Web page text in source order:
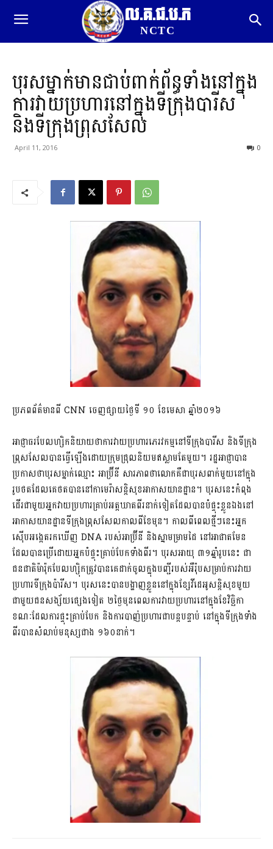
ល.គ.ជ.ប.ភ
NCTC
បុរសម្នាក់មានជាប់ពាក់ព័ន្ធទាំងនៅក្នុង
ការវាយប្រហារនៅក្នុងទីក្រុងបារីស
និងទីក្រុងព្រុសសែល
April 11, 2016 0
ប្រភពព័ត៌មានពី CNN ចេញផ្សាយថ្ងៃទី ១០ ខែមេសា ឆ្នាំ​២០១៦
អាជ្ញាធរបែលហ្សិកនិយាយថាការវាយប្រហារភេរវកម្មនៅទីក្រុងបារីស និងទីក្រុង
ព្រុសសែលបានធ្វើឡើងដោយក្រុមជ្រុលនិយមឥស្លាមតែមួយ។​ រដ្ឋអាជ្ញាបាន
ប្រកាសថាបុរសម្នាក់ឈ្មោះ អាប្រ៊ីនី សារភាពថាលោកគឺជាបុរសពាក់មួយនៅក្នុង
រូបថតដែលគេថតបាននៅកាមេរ៉ាសន្តិសុខ​អាកាសយានដ្ឋាន។ បុរសនេះកំពុង
ដើរជាមួយអ្នកវាយប្រហារគ្រាប់អត្តឃាតពីរនាក់ទៀតដែលបាន​បំផ្ទុះខ្លូនឯងនៅ
អាកាសយានដ្ឋានទីក្រុងព្រុសសែលកាលពីខែមុន។ កាលពីពេលថ្មីៗនេះអ្នក
ស៊ើបអង្កេត​រកឃើញ DNA របស់អាប្រ៊ីនី និងស្នាមម្រាមដៃ នៅអាផាតមែន
ដែលបានប្រើដោយអ្នកបំផ្ទុះគ្រាប់បែក​ទាំងពីរ។ បុរសអាយុ ៣១ឆ្នាំរូបនេះ​ ជា
ជនជាតិ​ម៉ារ៉ុកបែលហ្ស៊ិកត្រូវបានគេដាក់ចូលក្នុងបញ្ជីរបស់អឺរ៉ុបសម្រាប់ការវាយ
ប្រហារទីក្រុងប៉ារីស។ បុរសនេះបានបង្ហាញខ្លួននៅក្នុងខ្សែវីដេអូសន្តិសុខមួយ
ជាមួយ​ជនសង្ស័យ​ផ្សេងទៀត ២ថ្ងៃមុនពេលការវាយប្រហារនៅក្នុងខែវិច្ឆិកា​
ខណៈដែលការផ្ទុះគ្រាប់បែក និងការបាញ់ប្រហារជាបន្តបន្ទាប់​ នៅក្នុងទីក្រុងទាំង
ពីរបានសំលាប់មនុស្សជាង ១៦០នាក់។